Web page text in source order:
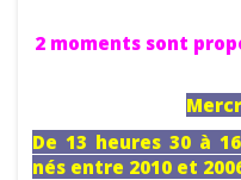
2 moments sont
De 13 heures 30 à
nés entre 2010 et